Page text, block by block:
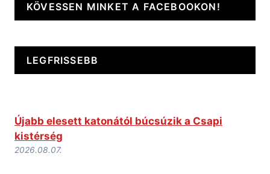
KÖVESSEN MINKET A FACEBOOKON!
LEGFRISSEBB
Újabb elesett katonától búcsúzik a Csapi
kistérség
2026.08.07.